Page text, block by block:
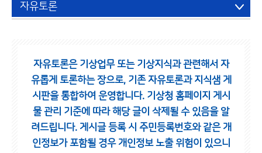
자유토론
자유토론은 기상업무 또는 기상지식과 관련해서 자
유롭게 토론하는 장으로, 기존 자유토론과 지식샘 게
시판을 통합하여 운영합니다. 기상청 홈페이지 게시
물 관리 기준에 따라 해당 글이 삭제될 수 있음을 알
려드립니다. 게시글 등록 시 주민등록번호와 같은 개
인정보가 포함될 경우 개인정보 노출 위험이 있으니